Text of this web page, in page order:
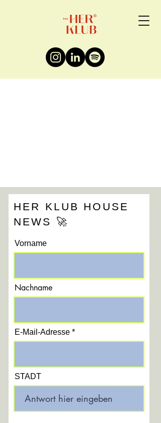
HER KLUB HOUSE
NEWS 🚀
Vorname
Nachname
E-Mail-Adresse
STADT